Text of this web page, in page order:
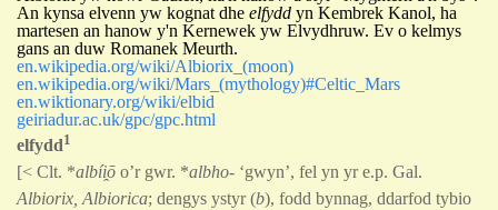
An kynsa elvenn yw kognat dhe elfydd yn Kembrek Kanol, ha
martesen an hanow y'n Kernewek yw Elvydhruw. Ev o kelmys
gans an duw Romanek Meurth.
en.wikipedia.org/wiki/Albiorix_(moon)
en.wikipedia.org/wiki/Mars_(mythology)#Celtic_Mars
en.wiktionary.org/wiki/elbid
geiriadur.ac.uk/gpc/gpc.html
elfydd1
[< Clt. *albíi̯ō o’r gwr. *albho- ‘gwyn’, fel yn yr e.p. Gal.
Albiorix, Albiorica; dengys ystyr (b), fodd bynnag, ddarfod tybio